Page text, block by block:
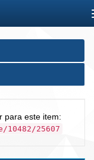
para este item:
25607